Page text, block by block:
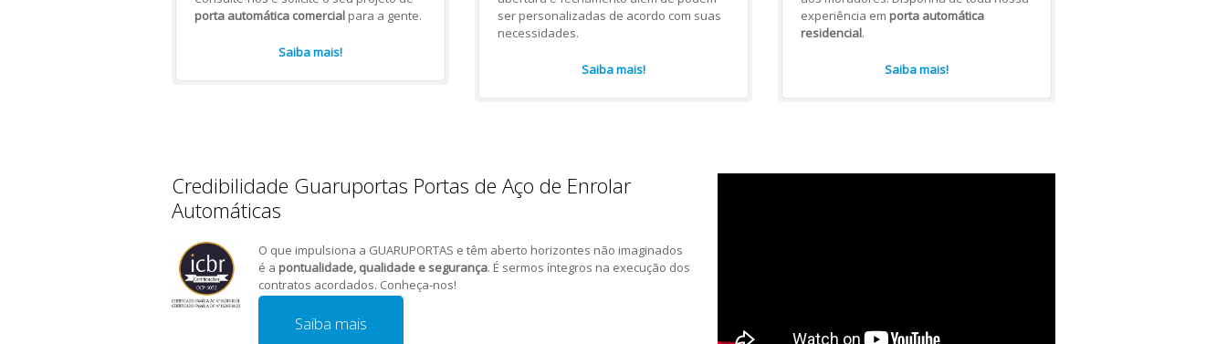
porta automática comercialpara a gente.
Saiba mais!
ser personalizadas de acordo com suas
necessidades.
Saiba mais!
experiência em porta automática
residencial.
Saiba mais!
Credibilidade Guaruportas Portas de Aço de Enrolar
Automáticas
O que impulsiona a GUARUPORTAS e têm aberto horizontes não imaginados
é a pontualidade, qualidade e segurança. É sermos íntegros na execução dos
contratos acordados. Conheça-nos!
Saiba mais